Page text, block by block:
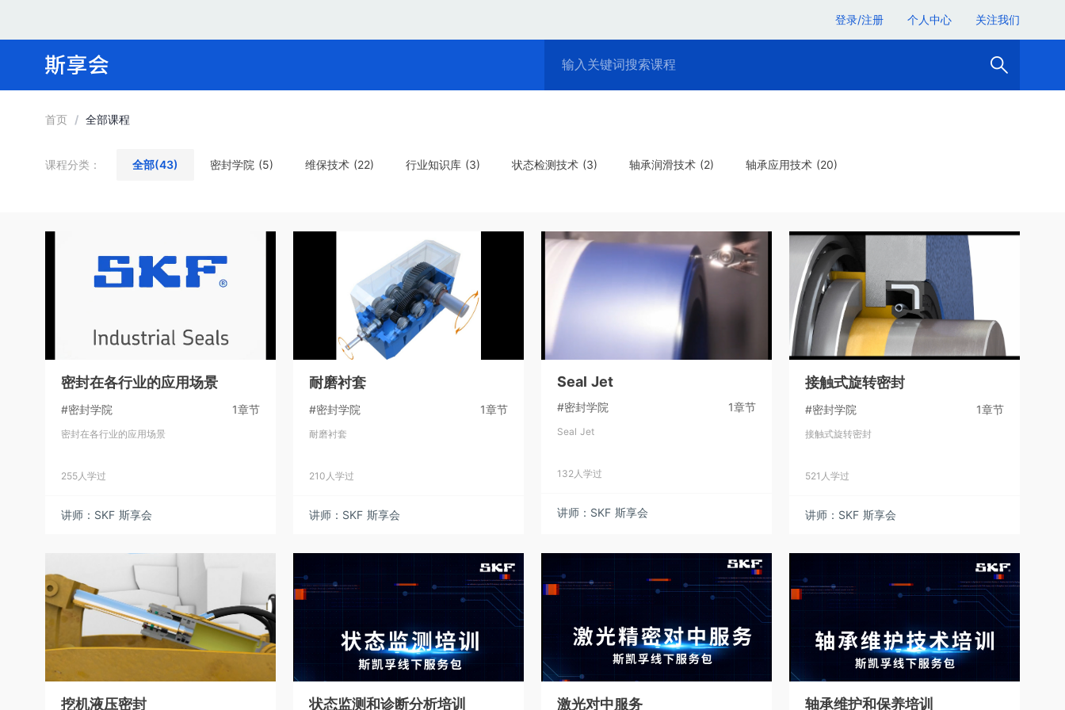
登录/注册 个人中心 关注我们
首页 / 全部课程
课程分类： 全部(43) 密封学院 (5) 维保技术 (22) 行业知识库 (3) 状态检测技术 (3) 轴承润滑技术 (2) 轴承应用技术 (20)
密封在各行业的应用场景
#密封学院 1章节
密封在各行业的应用场景
255人学过
讲师：SKF 斯享会
耐磨衬套
#密封学院 1章节
耐磨衬套
210人学过
讲师：SKF 斯享会
Seal Jet
#密封学院 1章节
Seal Jet
132人学过
讲师：SKF 斯享会
接触式旋转密封
#密封学院 1章节
接触式旋转密封
521人学过
讲师：SKF 斯享会
挖机液压密封 状态监测和诊断分析培训 激光对中服务 轴承维护和保养培训